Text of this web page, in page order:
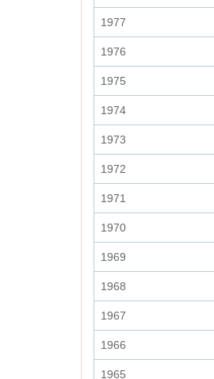
1977
1976
1975
1974
1973
1972
1971
1970
1969
1968
1967
1966
1965